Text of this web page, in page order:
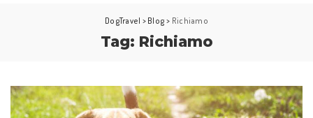
DogTravel > Blog > Richiamo
Tag: Richiamo